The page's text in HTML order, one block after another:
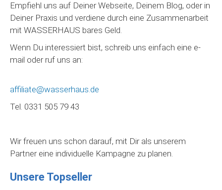
Empfiehl uns auf Deiner Webseite, Deinem Blog, oder in
Deiner Praxis und verdiene durch eine Zusammenarbeit
mit WASSERHAUS bares Geld.
Wenn Du interessiert bist, schreib uns einfach eine e-
mail oder ruf uns an:
affiliate@wasserhaus.de
Tel. 0331 505 79 43
Wir freuen uns schon darauf, mit Dir als unserem
Partner eine individuelle Kampagne zu planen.
Unsere Topseller